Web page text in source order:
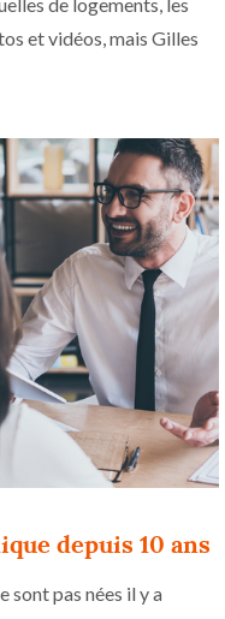
et vidéos, mais Gilles
depuis 10 ans
sont pas nées il y a